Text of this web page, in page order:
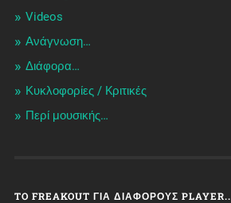
Videos
Ανάγνωση…
Διάφορα…
Κυκλοφορίες / Kριτικές
Περί μουσικής…
TO FREAKOUT ΓΙΑ ΔΙΆΦΟΡΟΥΣ PLAYER..